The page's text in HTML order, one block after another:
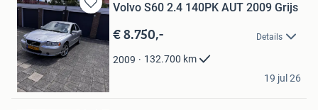
Bewaren
in
Mijn
Favorieten
Volvo S60 2.4 140PK AUT 2009 Grijs
€ 8.750,- Details
2009 132.700 km
Klaus Berner
Naaldwijk
19 jul 26